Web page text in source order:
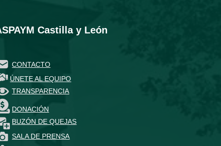
Castilla y León
CONTACTO
ÚNETE AL EQUIPO
TRANSPARENCIA
DONACIÓN
BUZÓN DE QUEJAS
SALA DE PRENSA